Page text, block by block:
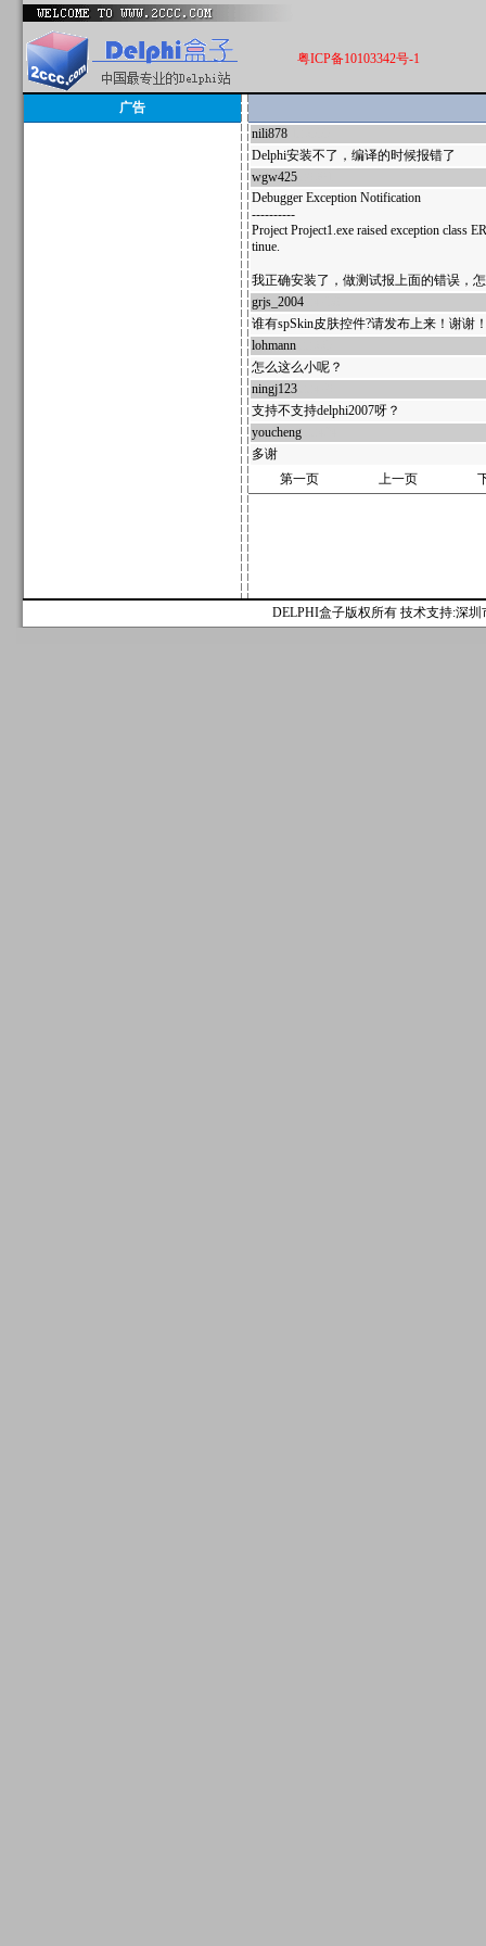
粤ICP备10103342号-1
广告
nili878
Delphi安装不了，编译的时候报错了
wgw425
Debugger Exception Notification
----------
Project Project1.exe raised exception class
tinue.
我正确安装了，做测试报上面的错误，
grjs_2004
谁有spSkin皮肤控件?请发布上来！谢谢
lohmann
怎么这么小呢？
ningj123
支持不支持delphi2007呀？
youcheng
多谢
第一页
上一页
DELPHI盒子版权所有 技术支持:深